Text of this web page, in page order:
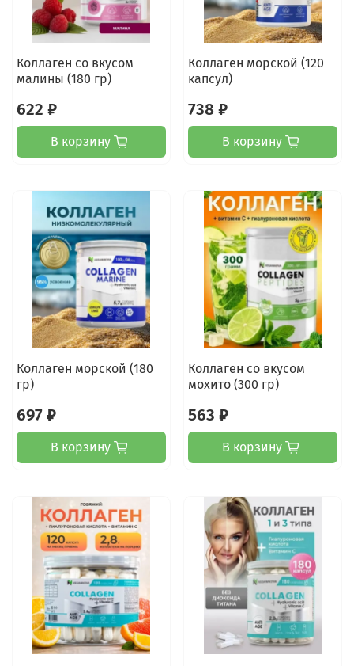
Коллаген со вкусом
малины (180 гр)
622 ₽
В корзину
Коллаген морской (120
капсул)
738 ₽
В корзину
Коллаген морской (180
гр)
697 ₽
В корзину
Коллаген со вкусом
мохито (300 гр)
563 ₽
В корзину